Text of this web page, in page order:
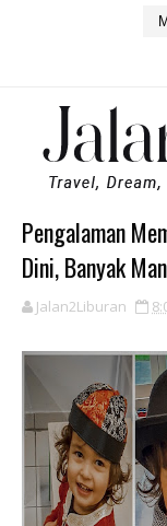
Pengalaman
Dini, Banyak
Jalan2Liburan